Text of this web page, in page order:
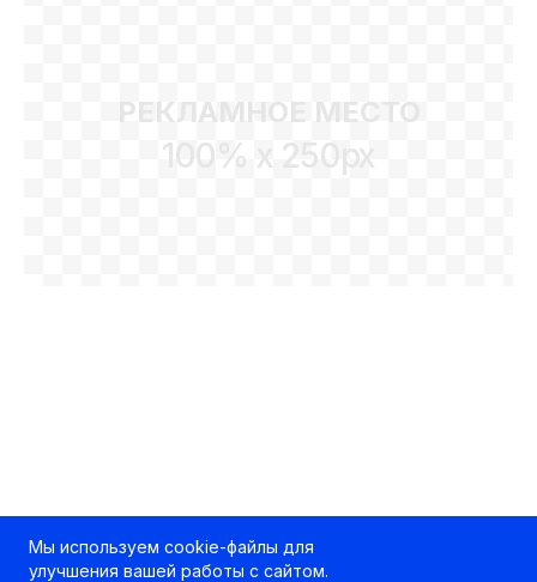
РЕКЛАМНОЕ МЕСТО
100% x 250px
Мы используем cookie-файлы для
улучшения вашей работы с сайтом.